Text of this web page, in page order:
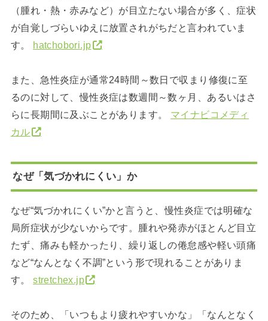
（腫れ・熱・赤みなど）が目立たない場合が多く、症状
が自覚しづらいゆえに放置されがちだと言われていま
す。 hatchobori.jp
また、急性炎症が通常24時間～数日で収まり修復に至
るのに対して、慢性炎症は数週間～数ヶ月、あるいはさ
らに長期間に及ぶことがあります。 マイナビコメディ
カル
なぜ「気づかれにくい」か
なぜ“気づかれにくい”かと言うと、慢性炎症では明確な
局所症状が少ないからです。腫れや発赤がほとんど目立
たず、痛みも軽かったり、繰り返しの倦怠感や軽い頭痛
など“なんとなく不調”という形で現れることがありま
す。stretchex.jp
そのため、「いつもより疲れやすいかな」「なんとなく